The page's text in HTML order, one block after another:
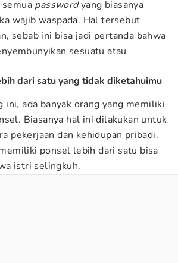
passwordyang biasanya
wajib waspada. Hal tersebut
sebab ini bisa jadi pertanda bahwa
sesuatu atau
dari satu yang tidak diketahuimu
ini, ada banyak orang yang memiliki
Biasanya hal ini dilakukan untuk
pekerjaan dan kehidupan pribadi.
ponsel lebih dari satu bisa
istri selingkuh.